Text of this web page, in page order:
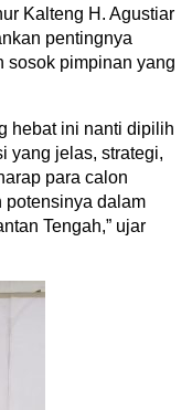
Kalteng H. Agustiar
pentingnya
sosok pimpinan yang
hebat ini nanti dipilih
yang jelas, strategi,
para calon
potensinya dalam
Tengah,” ujar